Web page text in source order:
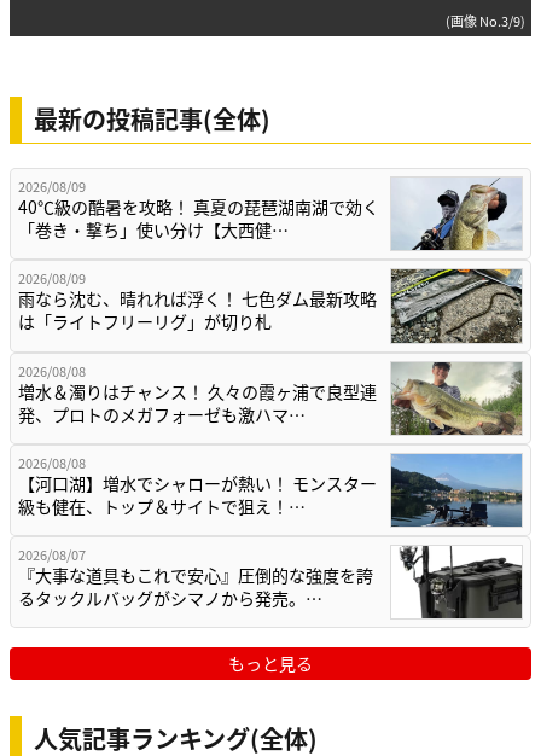
(画像 No.3/9)
最新の投稿記事(全体)
2026/08/09
40℃級の酷暑を攻略！ 真夏の琵琶湖南湖で効く
「巻き・撃ち」使い分け【大西健…
2026/08/09
雨なら沈む、晴れれば浮く！ 七色ダム最新攻略
は「ライトフリーリグ」が切り札
2026/08/08
増水＆濁りはチャンス！ 久々の霞ヶ浦で良型連
発、プロトのメガフォーゼも激ハマ…
2026/08/08
【河口湖】増水でシャローが熱い！ モンスター
級も健在、トップ＆サイトで狙え！…
2026/08/07
『大事な道具もこれで安心』圧倒的な強度を誇
るタックルバッグがシマノから発売。…
もっと見る
人気記事ランキング(全体)